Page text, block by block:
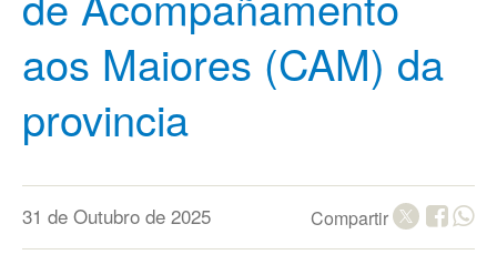
aos Maiores (CAM) da
provincia
31 de Outubro de 2025 Compartir